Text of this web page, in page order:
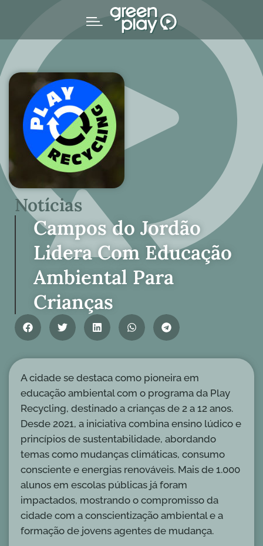
Notícias
Campos do Jordão
Lidera Com Educação
Ambiental Para
Crianças
A cidade se destaca como pioneira em
educação ambiental com o programa da Play
Recycling, destinado a crianças de 2 a 12 anos.
Desde 2021, a iniciativa combina ensino lúdico e
princípios de sustentabilidade, abordando
temas como mudanças climáticas, consumo
consciente e energias renováveis. Mais de 1.000
alunos em escolas públicas já foram
impactados, mostrando o compromisso da
cidade com a conscientização ambiental e a
formação de jovens agentes de mudança.